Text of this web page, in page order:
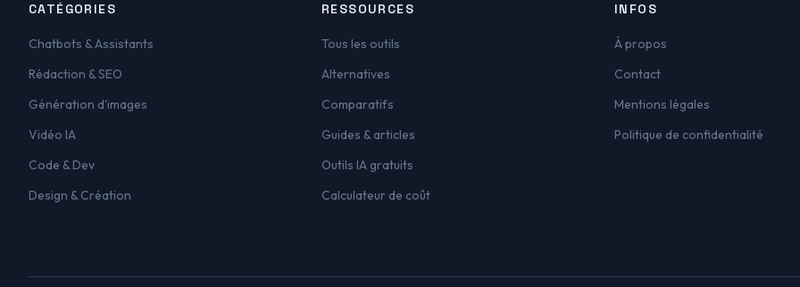
CATÉGORIES
Chatbots & Assistants
Rédaction & SEO
Génération d'images
Vidéo IA
Code & Dev
Design & Création
RESSOURCES
Tous les outils
Alternatives
Comparatifs
Guides & articles
Outils IA gratuits
Calculateur de coût
INFOS
À propos
Contact
Mentions légales
Politique de confidentialité